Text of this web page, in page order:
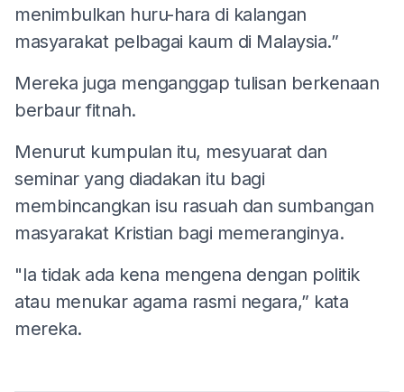
menimbulkan huru-hara di kalangan
masyarakat pelbagai kaum di Malaysia.”
Mereka juga menganggap tulisan berkenaan
berbaur fitnah.
Menurut kumpulan itu, mesyuarat dan
seminar yang diadakan itu bagi
membincangkan isu rasuah dan sumbangan
masyarakat Kristian bagi memeranginya.
"Ia tidak ada kena mengena dengan politik
atau menukar agama rasmi negara,” kata
mereka.